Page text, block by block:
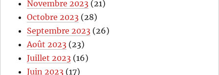
Novembre 2023 (21)
Octobre 2023 (28)
Septembre 2023 (26)
Août 2023 (23)
Juillet 2023 (16)
Juin 2023 (17)